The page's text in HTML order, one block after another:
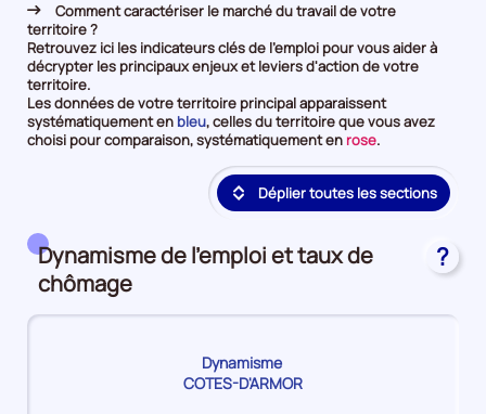
Comment caractériser le marché du travail de votre
territoire ?
Retrouvez ici les indicateurs clés de l'emploi pour vous aider à
décrypter les principaux enjeux et leviers d'action de votre
territoire.
Les données de votre territoire principal apparaissent
systématiquement en bleuet
en
position
par
catégorie
donnée
, celles du territoire que vous avez
choisi pour comparaison, systématiquement en roseet
deuxième
position
par
.
Déplier toutes les sections
Dynamisme de l'emploi et taux de
chômage
?
Dynamisme
COTES-D'ARMOR